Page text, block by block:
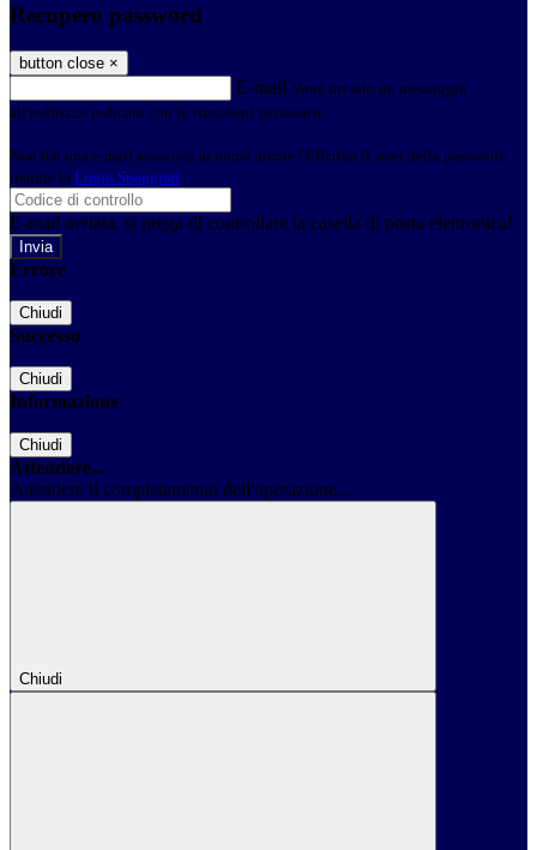
Recupero password
button close ×
E-mail Verrà inviato un messaggio
all'indirizzo indicato con le istruzioni necessarie.
Non hai una e-mail associata al nome utente? Effettua il reset della password
tramite la Login Spaggiari
E-mail inviata, si prega di controllare la casella di posta elettronica!
Errore
Chiudi
Successo
Chiudi
Informazione
Chiudi
Attendere...
Attendere il completamento dell'operazione...
Chiudi